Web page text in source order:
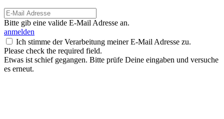
Bitte gib eine valide E-Mail Adresse an.
anmelden
Ich stimme der Verarbeitung meiner E-Mail Adresse zu.
Please check the required field.
Etwas ist schief gegangen. Bitte prüfe Deine eingaben und versuche
es erneut.